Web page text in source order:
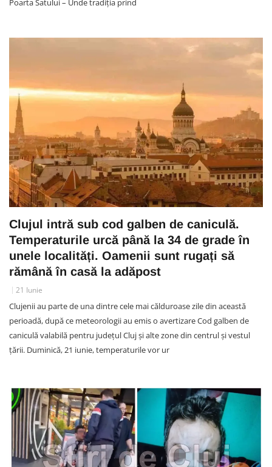
Poarta Satului – Unde tradiția prind
Clujul intră sub cod galben de caniculă.
Temperaturile urcă până la 34 de grade în
unele localități. Oamenii sunt rugați să
rămână în casă la adăpost
21 Iunie
Clujenii au parte de una dintre cele mai călduroase zile din această
perioadă, după ce meteorologii au emis o avertizare Cod galben de
caniculă valabilă pentru județul Cluj și alte zone din centrul și vestul
țării. Duminică, 21 iunie, temperaturile vor ur